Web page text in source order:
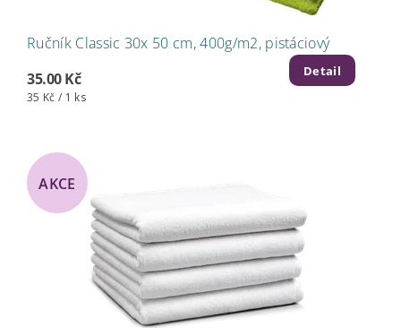
Ručník Classic 30x 50 cm, 400g/m2, pistáciový
35.00 Kč
35 Kč / 1 ks
Detail
AKCE